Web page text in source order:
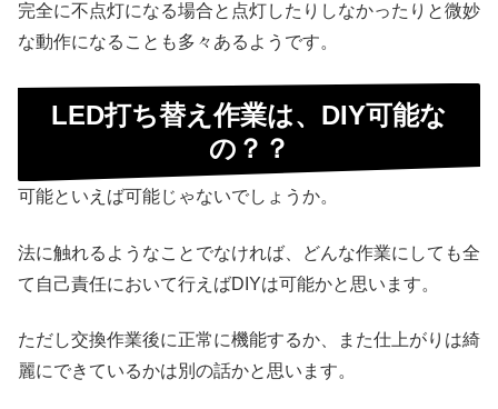
完全に不点灯になる場合と点灯したりしなかったりと微妙
な動作になることも多々あるようです。
LED打ち替え作業は、DIY可能な
の？？
可能といえば可能じゃないでしょうか。
法に触れるようなことでなければ、どんな作業にしても全
て自己責任において行えばDIYは可能かと思います。
ただし交換作業後に正常に機能するか、また仕上がりは綺
麗にできているかは別の話かと思います。